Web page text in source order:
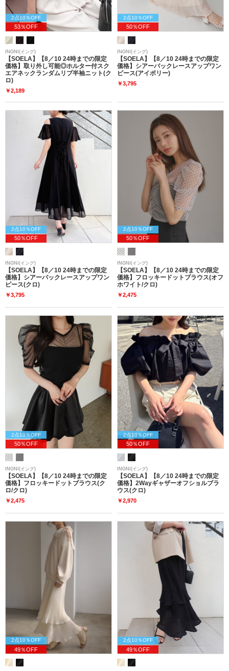
2点10％OFF
53％OFF
INGNI(イング)
【SOELA】【8／10 24時までの限定
価格】取り外し可能◎ホルター付スク
エアネックランダムリブ半袖ニット(ク
ロ)
￥2,189
2点10％OFF
50％OFF
INGNI(イング)
【SOELA】【8／10 24時までの限定
価格】シアーバックレースアップワン
ピース(アイボリー)
￥3,795
2点10％OFF
50％OFF
INGNI(イング)
【SOELA】【8／10 24時までの限定
価格】シアーバックレースアップワン
ピース(クロ)
￥3,795
2点10％OFF
50％OFF
INGNI(イング)
【SOELA】【8／10 24時までの限定
価格】フロッキードットブラウス(オフ
ホワイト/クロ)
￥2,475
2点10％OFF
50％OFF
INGNI(イング)
【SOELA】【8／10 24時までの限定
価格】フロッキードットブラウス(ク
ロ/クロ)
￥2,475
2点10％OFF
50％OFF
INGNI(イング)
【SOELA】【8／10 24時までの限定
価格】2Wayギャザーオフショルブラ
ウス(クロ)
￥2,970
2点10％OFF
49％OFF
2点10％OFF
49％OFF